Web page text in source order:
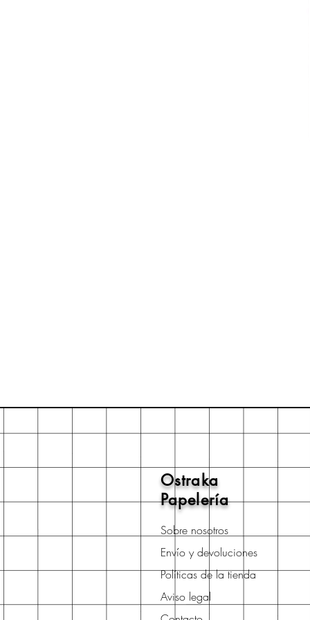
Ostraka
Papelería
Sobre nosotros
Envío y devoluciones
Políticas de la tienda
Aviso legal